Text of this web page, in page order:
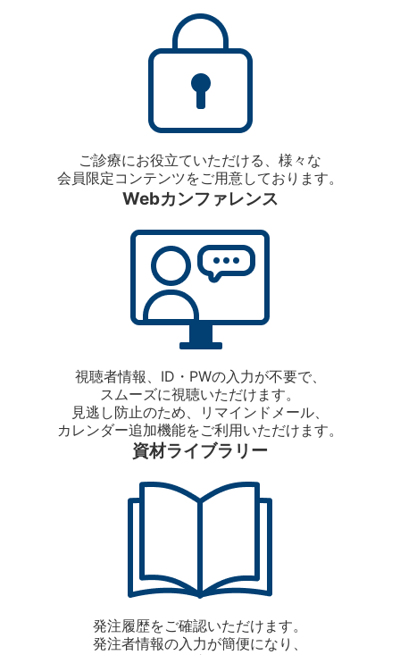
ご診療にお役立ていただける、様々な
会員限定コンテンツをご用意しております。
Webカンファレンス
視聴者情報、ID・PWの入力が不要で、
スムーズに視聴いただけます。
見逃し防止のため、リマインドメール、
カレンダー追加機能をご利用いただけます。
資材ライブラリー
発注履歴をご確認いただけます。
発注者情報の入力が簡便になり、